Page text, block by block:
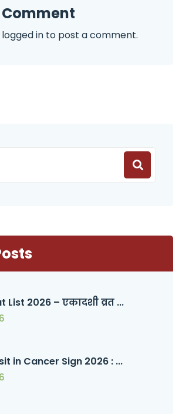
Comment
logged in to post a comment.
List 2026 – एकादशी व्रत ...
in Cancer Sign 2026 : ...